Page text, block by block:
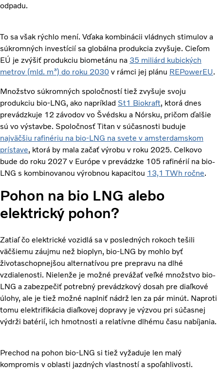
odpadu.
To sa však rýchlo mení. Vďaka kombinácii vládnych stimulov a
súkromných investícií sa globálna produkcia zvyšuje. Cieľom
EÚ je zvýšiť produkciu biometánu na 35 miliárd kubických
metrov (mld. m³) do roku 2030 v rámci jej plánu REPowerEU.
Množstvo súkromných spoločností tiež zvyšuje svoju
produkciu bio-LNG, ako napríklad St1 Biokraft, ktorá dnes
prevádzkuje 12 závodov vo Švédsku a Nórsku, pričom ďalšie
sú vo výstavbe. Spoločnosť Titan v súčasnosti buduje
najväčšiu rafinériu na bio-LNG na svete v amsterdamskom
prístave, ktorá by mala začať výrobu v roku 2025. Celkovo
bude do roku 2027 v Európe v prevádzke 105 rafinérií na bio-
LNG s kombinovanou výrobnou kapacitou 13,1 TWh ročne.
Pohon na bio LNG alebo
elektrický pohon?
Zatiaľ čo elektrické vozidlá sa v posledných rokoch tešili
väčšiemu záujmu než bioplyn, bio-LNG by mohlo byť
životaschopnejšou alternatívou pre prepravu na dlhé
vzdialenosti. Nielenže je možné prevážať veľké množstvo bio-
LNG a zabezpečiť potrebný prevádzkový dosah pre diaľkové
úlohy, ale je tiež možné naplniť nádrž len za pár minút. Naproti
tomu elektrifikácia diaľkovej dopravy je výzvou pri súčasnej
výdrži batérií, ich hmotnosti a relatívne dlhému času nabíjania.
Prechod na pohon bio-LNG si tiež vyžaduje len malý
kompromis v oblasti jazdných vlastností a spoľahlivosti.